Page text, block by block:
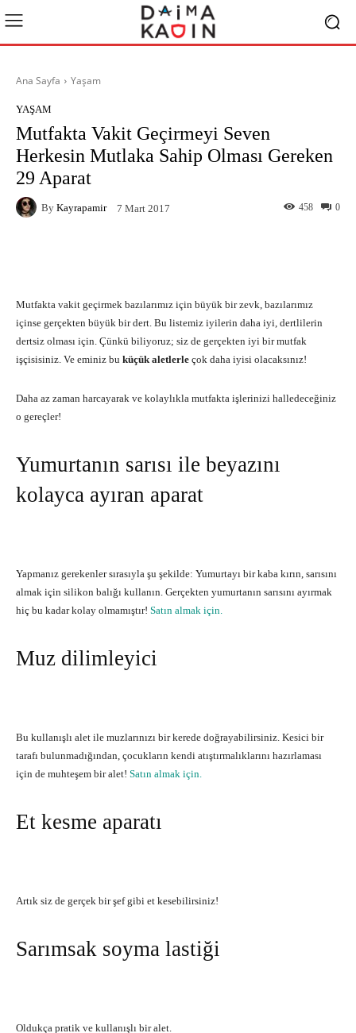
Ana Sayfa Yaşam
YAŞAM
Mutfakta Vakit Geçirmeyi Seven
Herkesin Mutlaka Sahip Olması Gereken
29 Aparat
By Kayrapamir 7 Mart 2017 0
458
Mutfakta vakit geçirmek bazılarımız için büyük bir zevk, bazılarımız
içinse gerçekten büyük bir dert. Bu listemiz iyilerin daha iyi, dertlilerin
dertsiz olması için. Çünkü biliyoruz; siz de gerçekten iyi bir mutfak
işçisisiniz. Ve eminiz bu küçük aletlerle çok daha iyisi olacaksınız!
Daha az zaman harcayarak ve kolaylıkla mutfakta işlerinizi halledeceğiniz
o gereçler!
Yumurtanın sarısı ile beyazını
kolayca ayıran aparat
Yapmanız gerekenler sırasıyla şu şekilde: Yumurtayı bir kaba kırın, sarısını
almak için silikon balığı kullanın. Gerçekten yumurtanın sarısını ayırmak
hiç bu kadar kolay olmamıştır! Satın almak için.
Muz dilimleyici
Bu kullanışlı alet ile muzlarınızı bir kerede doğrayabilirsiniz. Kesici bir
tarafı bulunmadığından, çocukların kendi atıştırmalıklarını hazırlaması
için de muhteşem bir alet! Satın almak için.
Et kesme aparatı
Artık siz de gerçek bir şef gibi et kesebilirsiniz!
Sarımsak soyma lastiği
Oldukça pratik ve kullanışlı bir alet.